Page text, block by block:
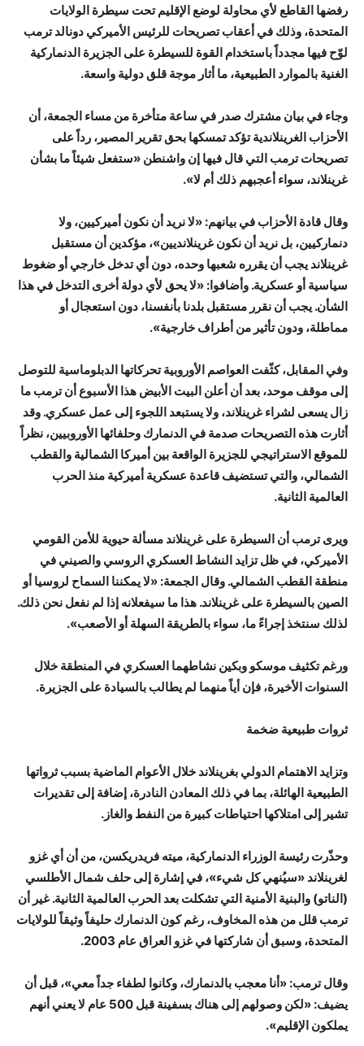
رفضها القاطع لأي محاولة لوضع الإقليم تحت سيطرة الولايات
المتحدة، وذلك في أعقاب تصريحات للرئيس الأميركي دونالد ترمب
لوّح فيها مجدداً باستخدام القوة للسيطرة على الجزيرة الدنماركية
الغنية بالموارد الطبيعية، ما أثار موجة قلق دولية واسعة.
وجاء في بيان مشترك صدر في ساعة متأخرة من مساء الجمعة، أن
الأحزاب الغرينلاندية تؤكد تمسكها بحق تقرير المصير، رداً على
تصريحات ترمب التي قال فيها إن واشنطن «ستفعل شيئاً ما بشأن
غرينلاند، سواء أعجبهم ذلك أم لا».
وقال قادة الأحزاب في بيانهم: «لا نريد أن نكون أميركيين، ولا
دنماركيين، بل نريد أن نكون غرينلانديين»، مؤكدين أن مستقبل
غرينلاند يجب أن يقرره شعبها وحده، دون أي تدخل خارجي أو ضغوط
سياسية أو عسكرية. وأضافوا: «لا يحق لأي دولة أخرى التدخل في هذا
الشأن. يجب أن نقرر مستقبل بلدنا بأنفسنا، دون استعجال أو
مماطلة، ودون تأثير من أطراف خارجية».
وفي المقابل، كثّفت العواصم الأوروبية تحركاتها الدبلوماسية للتوصل
إلى موقف موحد، بعد أن أعلن البيت الأبيض هذا الأسبوع أن ترمب ما
زال يسعى لشراء غرينلاند، ولا يستبعد اللجوء إلى عمل عسكري. وقد
أثارت هذه التصريحات صدمة في الدنمارك وحلفائها الأوروبيين، نظراً
للموقع الاستراتيجي للجزيرة الواقعة بين أميركا الشمالية والقطب
الشمالي، والتي تستضيف قاعدة عسكرية أميركية منذ الحرب
العالمية الثانية.
ويرى ترمب أن السيطرة على غرينلاند مسألة حيوية للأمن القومي
الأميركي، في ظل تزايد النشاط العسكري الروسي والصيني في
منطقة القطب الشمالي. وقال الجمعة: «لا يمكننا السماح لروسيا أو
الصين بالسيطرة على غرينلاند. هذا ما سيفعلانه إذا لم نفعل نحن ذلك.
لذلك سنتخذ إجراءً ما، سواء بالطريقة السهلة أو الأصعب».
ورغم تكثيف موسكو وبكين نشاطهما العسكري في المنطقة خلال
السنوات الأخيرة، فإن أياً منهما لم يطالب بالسيادة على الجزيرة.
ثروات طبيعية ضخمة
وتزايد الاهتمام الدولي بغرينلاند خلال الأعوام الماضية بسبب ثرواتها
الطبيعية الهائلة، بما في ذلك المعادن النادرة، إضافة إلى تقديرات
تشير إلى امتلاكها احتياطات كبيرة من النفط والغاز.
وحذّرت رئيسة الوزراء الدنماركية، ميته فريدريكسن، من أن أي غزو
لغرينلاند «سيُنهي كل شيء»، في إشارة إلى حلف شمال الأطلسي
(الناتو) والبنية الأمنية التي تشكلت بعد الحرب العالمية الثانية. غير أن
ترمب قلل من هذه المخاوف، رغم كون الدنمارك حليفاً وثيقاً للولايات
المتحدة، وسبق أن شاركتها في غزو العراق عام 2003.
وقال ترمب: «أنا معجب بالدنمارك، وكانوا لطفاء جداً معي»، قبل أن
يضيف: «لكن وصولهم إلى هناك بسفينة قبل 500 عام لا يعني أنهم
يملكون الإقليم».